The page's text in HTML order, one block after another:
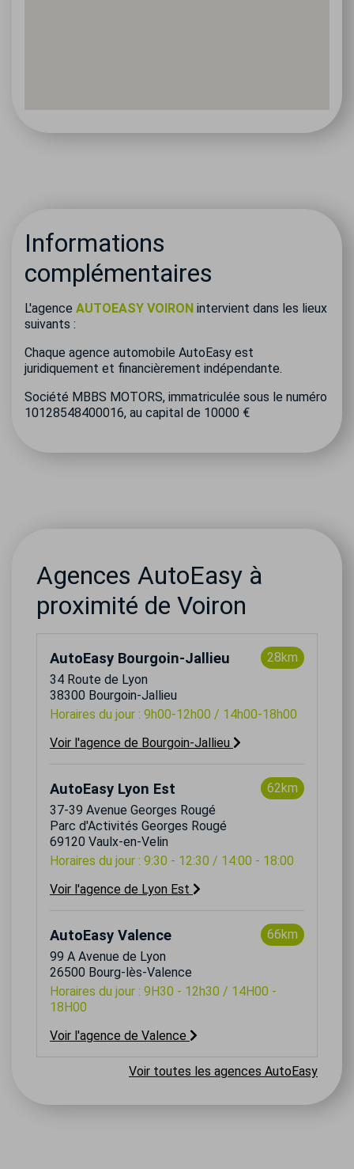
Informations
complémentaires
L'agence AUTOEASY VOIRON intervient dans les lieux
suivants :
Chaque agence automobile AutoEasy est
juridiquement et financièrement indépendante.
Société MBBS MOTORS, immatriculée sous le numéro
10128548400016, au capital de 10000 €
Agences AutoEasy à
proximité de Voiron
AutoEasy Bourgoin-Jallieu
28km
34 Route de Lyon
38300 Bourgoin-Jallieu
Horaires du jour : 9h00-12h00 / 14h00-18h00
Voir l'agence de Bourgoin-Jallieu
AutoEasy Lyon Est
62km
37-39 Avenue Georges Rougé
Parc d'Activités Georges Rougé
69120 Vaulx-en-Velin
Horaires du jour : 9:30 - 12:30 / 14:00 - 18:00
Voir l'agence de Lyon Est
AutoEasy Valence
66km
99 A Avenue de Lyon
26500 Bourg-lès-Valence
Horaires du jour : 9H30 - 12h30 / 14H00 -
18H00
Voir l'agence de Valence
Voir toutes les agences AutoEasy